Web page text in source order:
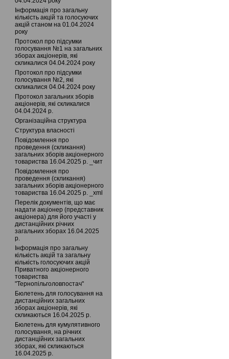
Інформація про загальну
кількість акцій та голосуючих
акцій станом на 01.04.2024
року
Протокол про підсумки
голосування №1 на загальних
зборах акціонерів, які
скликалися 04.04.2024 року
Протокол про підсумки
голосування №2, які
скликалися 04.04.2024 року
Протокол загальних зборів
акціонерів, які скликалися
04.04.2024 р.
Організаційна структура
Структура власності
Повідомлення про
проведення (скликання)
загальних зборів акціонерного
товариства 16.04.2025 р. _чит
Повідомлення про
проведення (скликання)
загальних зборів акціонерного
товариства 16.04.2025 р. _xml
Перелік документів, що має
надати акціонер (представник
акціонера) для його участі у
дистанційних річних
загальних зборах 16.04.2025
р.
Інформація про загальну
кількість акцій та загальну
кількість голосуючих акцій
Приватного акцiонерного
товариства
"Тернопільголовпостач"
Бюлетень для голосування на
дистанційних загальних
зборах акціонерів, які
скликаються 16.04.2025 р.
Бюлетень для кумулятивного
голосування, на річних
дистанційних загальних
зборах, які скликаються
16.04.2025 р.